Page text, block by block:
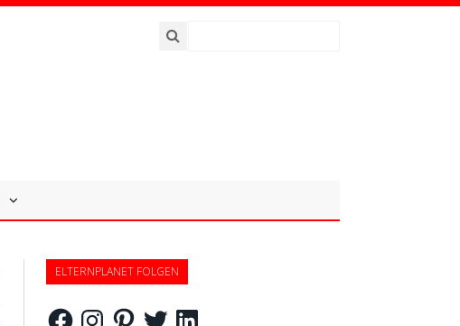
ELTERNPLANET FOLGEN
FacebookInstagramPinterestTwitterLinkedIn